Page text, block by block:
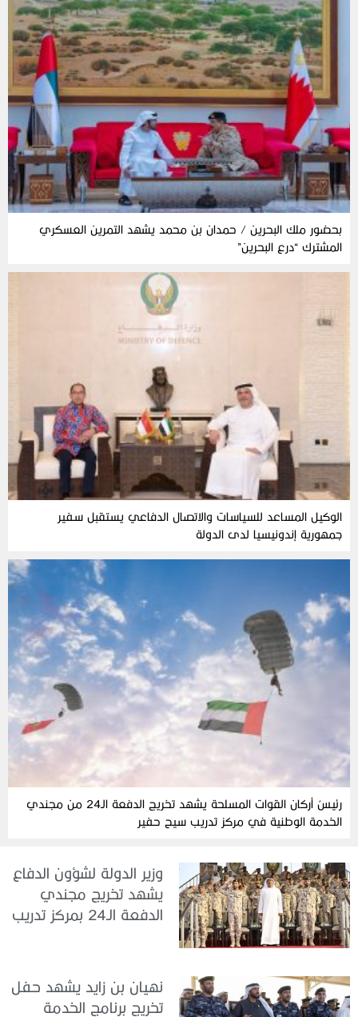
بحضور ملك البحرين / حمدان بن محمد يشهد التمرين العسكري
المشترك “درع البحرين”
الوكيل المساعد للسياسات والاتصال الدفاعي يستقبل سفير
جمهورية إندونيسيا لدى الدولة
رئيسُ أركان القوات المسلحة يشهد تخريج الدفعة الـ24 من مجندي
الخدمة الوطنية في مركز تدريب سيح حفير
وزير الدولة لشؤون الدفاع
يشهد تخريج مجندي
الدفعة الـ24 بمركز تدريب
نهيان بن زايد يشهد حفل
تخريج برنامج الخدمة